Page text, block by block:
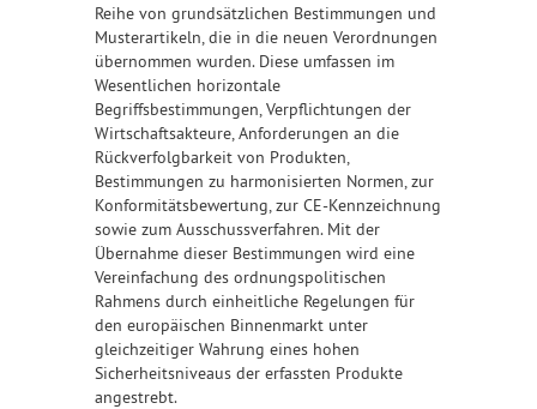
Reihe von grundsätzlichen Bestimmungen und
Musterartikeln, die in die neuen Verordnungen
übernommen wurden. Diese umfassen im
Wesentlichen horizontale
Begriffsbestimmungen, Verpflichtungen der
Wirtschaftsakteure, Anforderungen an die
Rückverfolgbarkeit von Produkten,
Bestimmungen zu harmonisierten Normen, zur
Konformitätsbewertung, zur CE-Kennzeichnung
sowie zum Ausschussverfahren. Mit der
Übernahme dieser Bestimmungen wird eine
Vereinfachung des ordnungspolitischen
Rahmens durch einheitliche Regelungen für
den europäischen Binnenmarkt unter
gleichzeitiger Wahrung eines hohen
Sicherheitsniveaus der erfassten Produkte
angestrebt.